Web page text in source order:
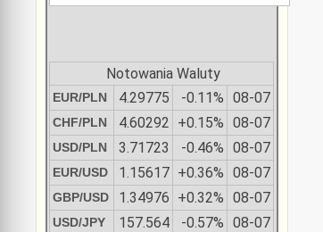
Notowania Waluty
EUR/PLN 4.29775 -0.11% 08-07
CHF/PLN 4.60292 +0.15% 08-07
USD/PLN 3.71723 -0.46% 08-07
EUR/USD 1.15617 +0.36% 08-07
GBP/USD 1.34976 +0.32% 08-07
USD/JPY 157.564 -0.57% 08-07